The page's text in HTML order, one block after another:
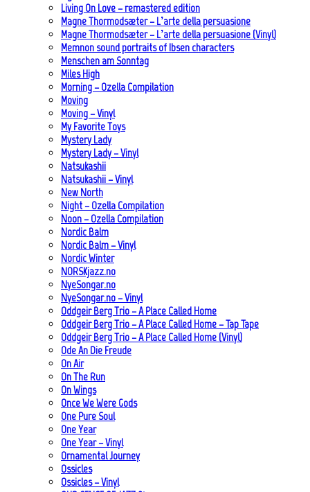
Living On Love – remastered edition
Magne Thormodsæter – L’arte della persuasione
Magne Thormodsæter – L’arte della persuasione (Vinyl)
Memnon sound portraits of Ibsen characters
Menschen am Sonntag
Miles High
Morning – Ozella Compilation
Moving
Moving – Vinyl
My Favorite Toys
Mystery Lady
Mystery Lady – Vinyl
Natsukashii
Natsukashii – Vinyl
New North
Night – Ozella Compilation
Noon – Ozella Compilation
Nordic Balm
Nordic Balm – Vinyl
Nordic Winter
NORSKjazz.no
NyeSongar.no
NyeSongar.no – Vinyl
Oddgeir Berg Trio – A Place Called Home
Oddgeir Berg Trio – A Place Called Home – Tap Tape
Oddgeir Berg Trio – A Place Called Home (Vinyl)
Ode An Die Freude
On Air
On The Run
On Wings
Once We Were Gods
One Pure Soul
One Year
One Year – Vinyl
Ornamental Journey
Ossicles
Ossicles – Vinyl